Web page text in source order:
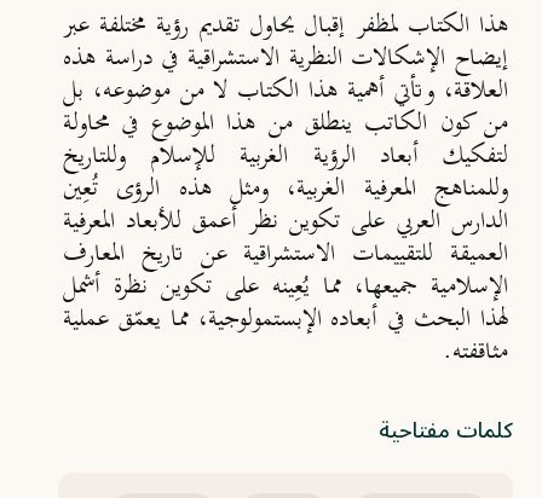
هذا الكتاب لمظفر إقبال يحاول تقديم رؤية مختلفة عبر
إيضاح الإشكالات النظرية الاستشراقية في دراسة هذه
العلاقة، وتأتي أهمية هذا الكتاب لا من موضوعه، بل
من كون الكاتب ينطلق من هذا الموضوع في محاولة
لتفكيك أبعاد الرؤية الغربية للإسلام وللتاريخ
وللمناهج المعرفية الغربية، ومثل هذه الرؤى تُعِين
الدارس العربي على تكوين نظر أعمق للأبعاد المعرفية
العميقة للتقييمات الاستشراقية عن تاريخ المعارف
الإسلامية جميعها، مما يُعِينه على تكوين نظرة أشمل
لهذا البحث في أبعاده الإبستمولوجية، مما يعمّق عملية
مثاقفته.
كلمات مفتاحية